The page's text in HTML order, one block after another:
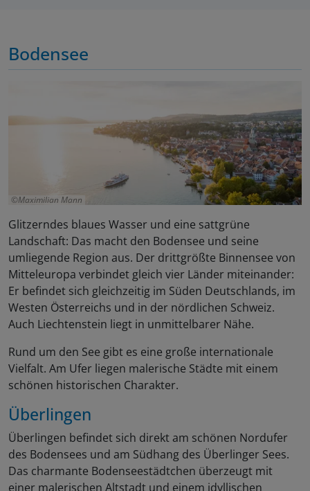
Bodensee
Maximilian Mann
Glitzerndes blaues Wasser und eine sattgrüne
Landschaft: Das macht den Bodensee und seine
umliegende Region aus. Der drittgrößte Binnensee von
Mitteleuropa verbindet gleich vier Länder miteinander:
Er befindet sich gleichzeitig im Süden Deutschlands, im
Westen Österreichs und in der nördlichen Schweiz.
Auch Liechtenstein liegt in unmittelbarer Nähe.
Rund um den See gibt es eine große internationale
Vielfalt. Am Ufer liegen malerische Städte mit einem
schönen historischen Charakter.
Überlingen
Überlingen befindet sich direkt am schönen Nordufer
des Bodensees und am Südhang des Überlinger Sees.
Das charmante Bodenseestädtchen überzeugt mit
einer malerischen Altstadt und einem idyllischen